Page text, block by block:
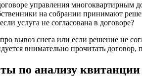
управления
на собрании принимают
услуга не согласована в договоре?
вывоз снега или если решение не
внимательно прочитать
по анализу квитанции